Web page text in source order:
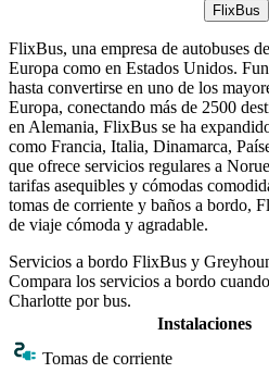
FlixBus
FlixBus, una empresa de autobuses
Europa como en Estados Unidos.
hasta convertirse en uno de los
Europa, conectando más de 2500
en Alemania, FlixBus se ha
como Francia, Italia, Dinamarca,
que ofrece servicios regulares a
tarifas asequibles y cómodas
tomas de corriente y baños a bordo,
de viaje cómoda y agradable.
Servicios a bordo FlixBus y
Compara los servicios a bordo
Charlotte por bus.
Instalaciones
Tomas de corriente